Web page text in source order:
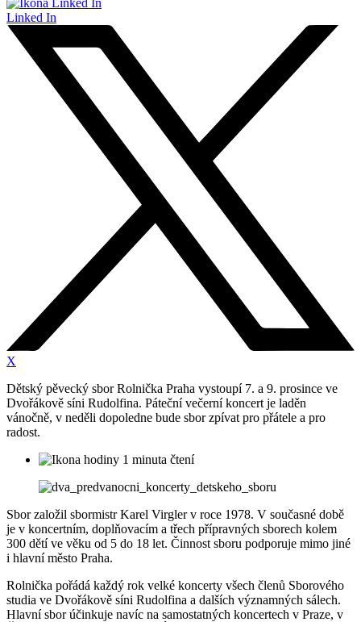
Linked In
X
Dětský pěvecký sbor Rolnička Praha vystoupí 7. a 9. prosince ve
Dvořákově síni Rudolfina. Páteční večerní koncert je laděn
vánočně, v neděli dopoledne bude sbor zpívat pro přátele a pro
radost.
1 minuta čtení
Sbor založil sbormistr Karel Virgler v roce 1978. V současné době
je v koncertním, doplňovacím a třech přípravných sborech kolem
300 dětí ve věku od 5 do 18 let. Činnost sboru podporuje mimo jiné
i hlavní město Praha.
Rolnička pořádá každý rok velké koncerty všech členů Sborového
studia ve Dvořákově síni Rudolfina a dalších významných sálech.
Hlavní sbor účinkuje navíc na samostatných koncertech v Praze, v